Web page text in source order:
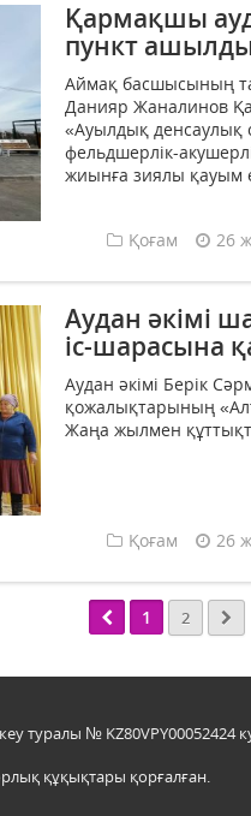
Қармақшы
пункт
Аймақ басшысының
Данияр Жаналинов
«Ауылдық денсаулық
фельдшерлік-
жиынға зиялы қауым
Қоғам 26
Аудан әкімі
іс-шарасына
Аудан әкімі Берік
қожалықтарының
Жаңа жылмен
Қоғам 26
1 2
туралы № KZ80VPY00052424
құқықтары қорғалған.